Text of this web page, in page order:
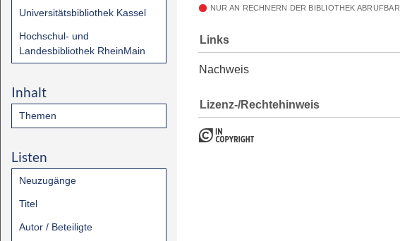
Universitätsbibliothek Kassel
Hochschul- und
Landesbibliothek RheinMain
Inhalt
Themen
Listen
Neuzugänge
Titel
Autor / Beteiligte
NUR AN RECHNERN DER BIBLIOTHEK ABRUFBAR
Links
Nachweis
Lizenz-/Rechtehinweis